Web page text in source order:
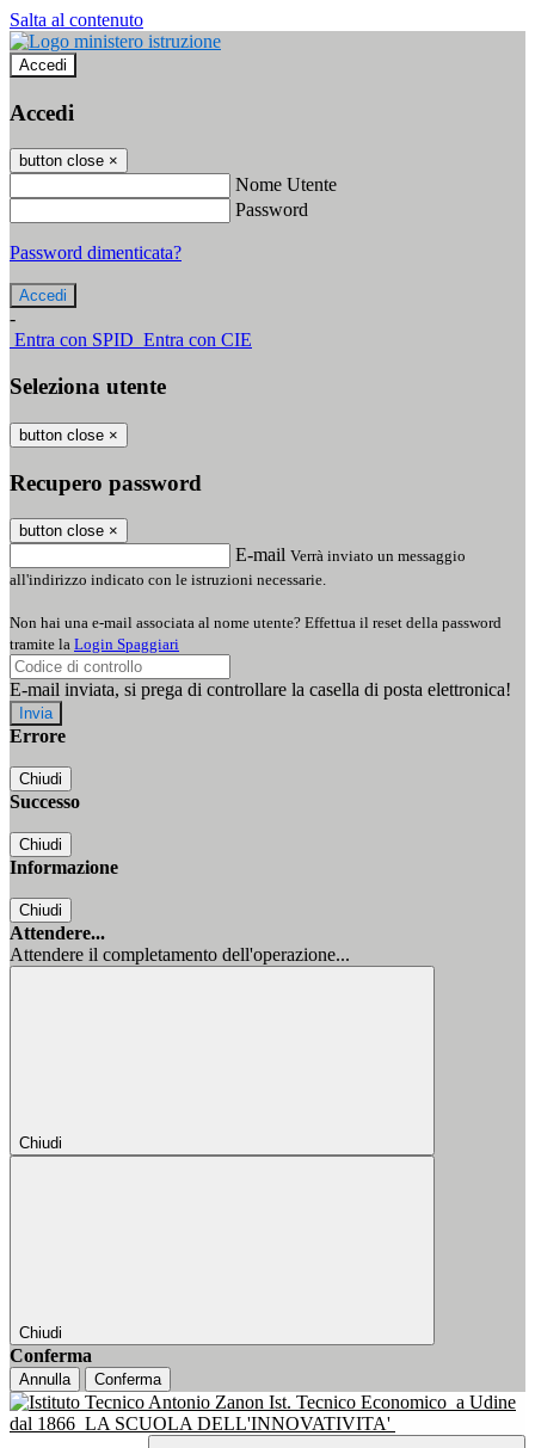
Salta al contenuto
Accedi
Accedi
button close ×
Nome Utente
Password
Password dimenticata?
-
Entra con SPID Entra con CIE
Seleziona utente
button close ×
Recupero password
button close ×
E-mail Verrà inviato un messaggio
all'indirizzo indicato con le istruzioni necessarie.
Non hai una e-mail associata al nome utente? Effettua il reset della password
tramite la Login Spaggiari
E-mail inviata, si prega di controllare la casella di posta elettronica!
Errore
Chiudi
Successo
Chiudi
Informazione
Chiudi
Attendere...
Attendere il completamento dell'operazione...
Chiudi
Chiudi
Conferma
Annulla Conferma
Ist. Tecnico Economico a Udine
dal 1866 LA SCUOLA DELL'INNOVATIVITA'